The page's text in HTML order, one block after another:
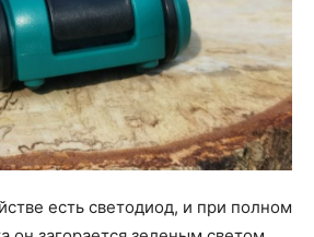
есть светодиод, и при полном